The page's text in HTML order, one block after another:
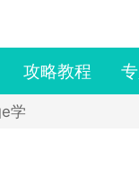
攻略教程
学